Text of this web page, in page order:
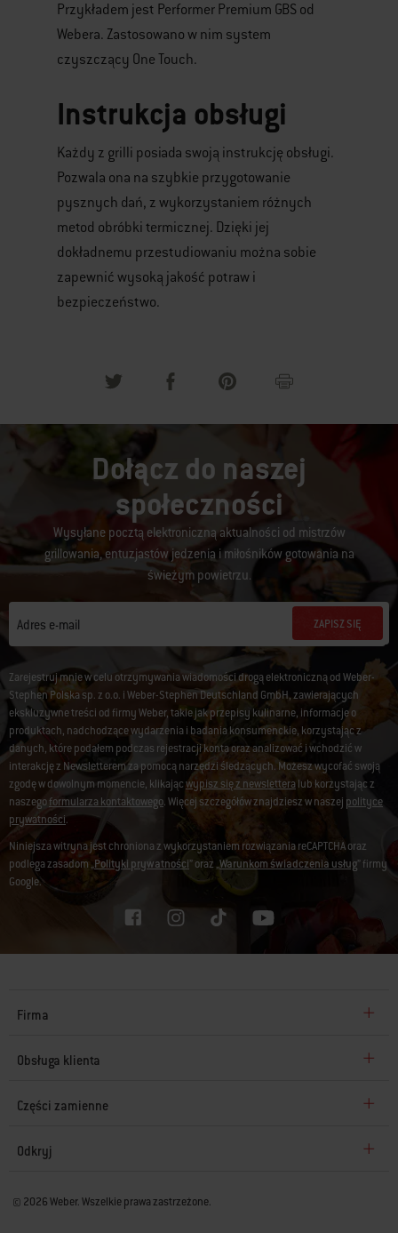
Przykładem jest Performer Premium GBS od
Webera. Zastosowano w nim system
czyszczący One Touch.
Instrukcja obsługi
Każdy z grilli posiada swoją instrukcję obsługi.
Pozwala ona na szybkie przygotowanie
pysznych dań, z wykorzystaniem różnych
metod obróbki termicznej. Dzięki jej
dokładnemu przestudiowaniu można sobie
zapewnić wysoką jakość potraw i
bezpieczeństwo.
Dołącz do naszej
społeczności
Wysyłane pocztą elektroniczną aktualności od mistrzów
grillowania, entuzjastów jedzenia i miłośników gotowania na
świeżym powietrzu.
Adres e-mail ZAPISZ SIĘ
Zarejestruj mnie w celu otrzymywania wiadomości drogą elektroniczną od Weber-
Stephen Polska sp. z o.o. i Weber-Stephen Deutschland GmbH, zawierających
ekskluzywne treści od firmy Weber, takie jak przepisy kulinarne, informacje o
produktach, nadchodzące wydarzenia i badania konsumenckie, korzystając z
danych, które podałem podczas rejestracji konta oraz analizować i wchodzić w
interakcję z Newsletterem za pomocą narzędzi śledzących. Możesz wycofać swoją
zgodę w dowolnym momencie, klikającwypisz się z newslettera lub korzystając z
naszegoformularza kontaktowego. Więcej szczegółów znajdziesz w naszej polityce
prywatności.
Niniejsza witryna jest chroniona z wykorzystaniem rozwiązania reCAPTCHA oraz
podlega zasadom „Polityki prywatności” oraz „Warunkom świadczenia usług” firmy
Google.
Firma
Obsługa klienta
Części zamienne
Odkryj
© 2026 Weber. Wszelkie prawa zastrzeżone.